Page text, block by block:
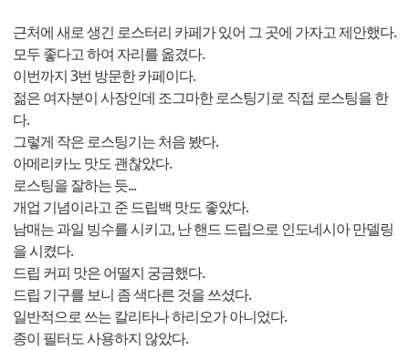
근처에 새로 생긴 로스터리 카페가 있어 그 곳에 가자고 제안했다.
모두 좋다고 하여 자리를 옮겼다.
이번까지 3번 방문한 카페이다.
젊은 여자분이 사장인데 조그마한 로스팅기로 직접 로스팅을 한
다.
그렇게 작은 로스팅기는 처음 봤다.
아메리카노 맛도 괜찮았다.
로스팅을 잘하는 듯...
개업 기념이라고 준 드립백 맛도 좋았다.
남매는 과일 빙수를 시키고, 난 핸드 드립으로 인도네시아 만델링
을 시켰다.
드립 커피 맛은 어떨지 궁금했다.
드립 기구를 보니 좀 색다른 것을 쓰셨다.
일반적으로 쓰는 칼리타나 하리오가 아니었다.
종이 필터도 사용하지 않았다.